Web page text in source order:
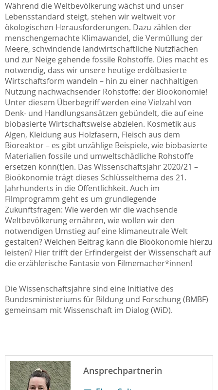
Während die Weltbevölkerung wächst und unser
Lebensstandard steigt, stehen wir weltweit vor
ökologischen Herausforderungen. Dazu zählen der
menschengemachte Klimawandel, die Vermüllung der
Meere, schwindende landwirtschaftliche Nutzflächen
und zur Neige gehende fossile Rohstoffe. Dies macht es
notwendig, dass wir unsere heutige erdölbasierte
Wirtschaftsform wandeln – hin zu einer nachhaltigen
Nutzung nachwachsender Rohstoffe: der Bioökonomie!
Unter diesem Überbegriff werden eine Vielzahl von
Denk- und Handlungsansätzen gebündelt, die auf eine
biobasierte Wirtschaftsweise abzielen. Kosmetik aus
Algen, Kleidung aus Holzfasern, Fleisch aus dem
Bioreaktor – es gibt unzählige Beispiele, wie biobasierte
Materialien fossile und umweltschädliche Rohstoffe
ersetzen könn(t)en. Das Wissenschaftsjahr 2020/21 –
Bioökonomie trägt dieses Schlüsselthema des 21.
Jahrhunderts in die Öffentlichkeit. Auch im
Filmprogramm geht es um grundlegende
Zukunftsfragen: Wie werden wir die wachsende
Weltbevölkerung ernähren, wie wollen wir den
notwendigen Umstieg auf eine klimaneutrale Welt
gestalten? Welchen Beitrag kann die Bioökonomie hierzu
leisten? Hier trifft der Erfindergeist der Wissenschaft auf
die erzählerische Fantasie von Filmemacher*innen!
Die Wissenschaftsjahre sind eine Initiative des
Bundesministeriums für Bildung und Forschung (BMBF)
gemeinsam mit Wissenschaft im Dialog (WiD).
Ansprechpartnerin